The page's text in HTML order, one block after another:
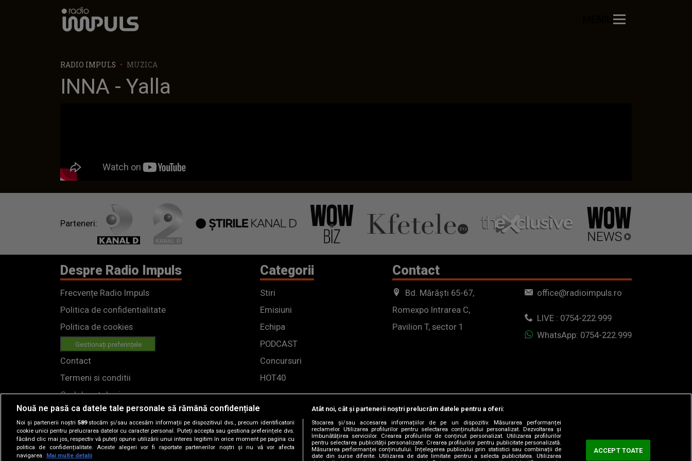
Radio Impuls
RADIO IMPULS MUZICA
INNA - Yalla
Parteneri:
Despre Radio Impuls
Frecvențe Radio Impuls
Politica de confidentialitate
Politica de cookies
Gestionați preferințele
Contact
Termeni si conditii
Cod deontologic
Regulamente
Categorii
Stiri
Emisiuni
Echipa
PODCAST
Concursuri
HOT40
Contact
Bd. Mărăști 65-67,
Romexpo Intrarea C,
Pavilion T, sector 1
office@radioimpuls.ro
LIVE : 0754-222.999
WhatsApp: 0754-222.999
Nouă ne pasă ca datele tale personale să rămână confidențiale
Noi și partenerii noștri 589stocăm și/sau accesăm informații pe dispozitivul dvs., precum identificatorii
cookie unici pentru prelucrarea datelor cu caracter personal. Puteți accepta sau gestiona preferințele dvs.
făcând clic mai jos, respectiv vă puteți opune utilizării unui interes legitim în orice moment pe pagina cu
politica de confidențialitate. Aceste alegeri vor fi raportate partenerilor noștri și nu vă vor afecta
navigarea.
Mai multe detalii
Atât noi, cât și partenerii noștri prelucrăm datele pentru a oferi:
Stocarea și/sau accesarea informațiilor de pe un dispozitiv. Măsurarea performanței
reclamelor. Utilizarea profilurilor pentru selectarea conținutului personalizat. Dezvoltarea și
îmbunătățirea serviciilor. Crearea profilurilor de conținut personalizat. Utilizarea profilurilor
pentru selectarea publicității personalizate. Crearea profilurilor pentru publicitate personalizată.
Măsurarea performanței conținutului. Înțelegerea publicului prin statistici sau combinații de
date din surse diferite. Utilizarea de date limitate pentru a selecta publicitatea. Utilizarea
ACCEPT TOATE